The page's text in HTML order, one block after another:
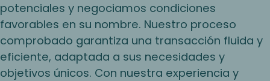
potenciales y negociamos condiciones
favorables en su nombre. Nuestro proceso
comprobado garantiza una transacción fluida y
eficiente, adaptada a sus necesidades y
objetivos únicos. Con nuestra experiencia y